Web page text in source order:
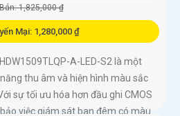
1,825,000 ₫
Mại: 1,280,000 ₫
A-LED-S2 là một
thu âm và hiện hình màu sắc
sự tối ưu hóa hơn đầu ghi CMOS
việc giám sát ban đêm có màu